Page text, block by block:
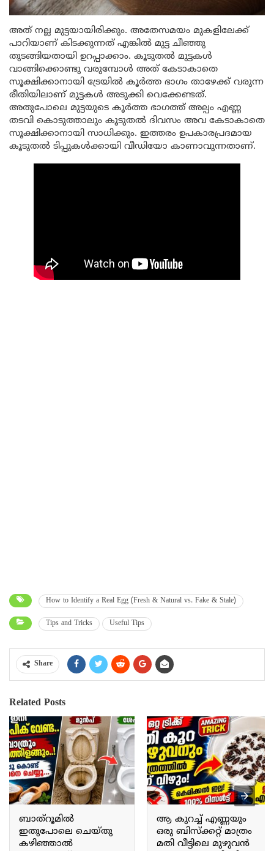
അത് നല്ല മുട്ടയായിരിക്കും. അതേസമയം മുകളിലേക്ക്
പാറിയാണ് കിടക്കുന്നത് എങ്കിൽ മുട്ട ചീഞ്ഞു
തുടങ്ങിയതായി ഉറപ്പാക്കാം. കൂടുതൽ മുട്ടകൾ
വാങ്ങിക്കൊണ്ടു വരുമ്പോൾ അത് കേടാകാതെ
സൂക്ഷിക്കാനായി ട്രേയിൽ കൂർത്ത ഭാഗം താഴേക്ക് വരുന്ന
രീതിയിലാണ് മുട്ടകൾ അടുക്കി വെക്കേണ്ടത്.
അതുപോലെ മുട്ടയുടെ കൂർത്ത ഭാഗത്ത് അല്പം എണ്ണ
തടവി കൊടുത്താലും കൂടുതൽ ദിവസം അവ കേടാകാതെ
സൂക്ഷിക്കാനായി സാധിക്കും. ഇത്തരം ഉപകാരപ്രദമായ
കൂടുതൽ ടിപ്പുകൾക്കായി വീഡിയോ കാണാവുന്നതാണ്.
How to Identify a Real Egg (Fresh & Natural vs. Fake & Stale)
Tips and Tricks Useful Tips
Share
Related Posts
ബാത്റൂമിൽ
ഇതുപോലെ ചെയ്തു
കഴിഞ്ഞാൽ
ആ കുറച്ച് എണ്ണയും
ഒരു ബിസ്ക്കറ്റ് മാത്രം
മതി വീട്ടിലെ മുഴുവൻ